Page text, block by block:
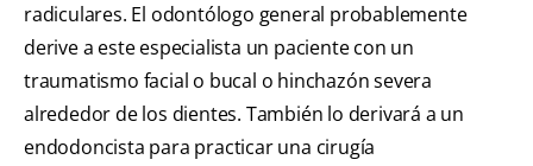
radiculares. El odontólogo general probablemente
derive a este especialista un paciente con un
traumatismo facial o bucal o hinchazón severa
alrededor de los dientes. También lo derivará a un
endodoncista para practicar una cirugía